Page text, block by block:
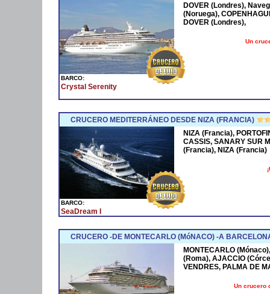
BARCO:
Crystal Serenity
DOVER (Londres),
(Noruega),
DOVER (Londres),
Un
CRUCERO MEDITERRÁNEO DESDE NIZA (FRANCIA)
BARCO:
SeaDream I
NIZA (Francia),
CASSIS, SANARY SUR
(Francia), NIZA (Francia)
CRUCERO -DE MONTECARLO (MóNACO) -A
MONTECARLO
(Roma), AJACCIO
VENDRES, PALMA DE
Un crucero